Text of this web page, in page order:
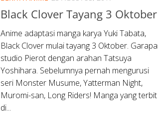
Black Clover Tayang 3 Oktober
Anime adaptasi manga karya Yuki Tabata,
Black Clover mulai tayang 3 Oktober.
studio Pierot dengan arahan Tatsuya
Yoshihara. Sebelumnya pernah mengurusi
seri Monster Musume, Yatterman Night,
Muromi-san, Long Riders! Manga yang terbit
di...